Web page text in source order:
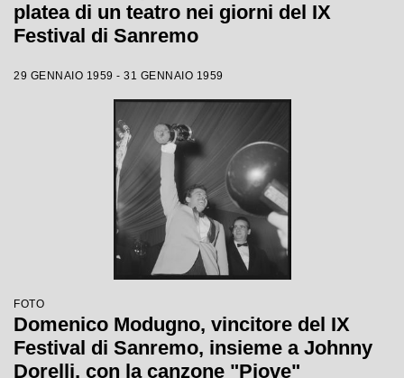
platea di un teatro nei giorni del IX
Festival di Sanremo
29 GENNAIO 1959 - 31 GENNAIO 1959
FOTO
Domenico Modugno, vincitore del IX
Festival di Sanremo, insieme a Johnny
Dorelli, con la canzone "Piove"